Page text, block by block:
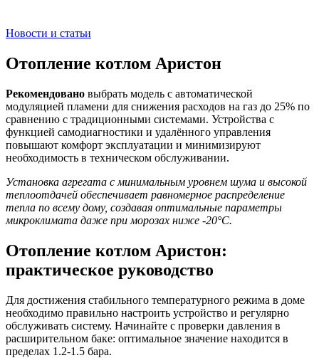
Новости и статьи
Отопление котлом Аристон
Рекомендовано выбрать модель с автоматической
модуляцией пламени для снижения расходов на газ до 25% по
сравнению с традиционными системами. Устройства с
функцией самодиагностики и удалённого управления
повышают комфорт эксплуатации и минимизируют
необходимость в техническом обслуживании.
Установка агрегата с минимальным уровнем шума и высокой
теплоотдачей обеспечивает равномерное распределение
тепла по всему дому, создавая оптимальные параметры
микроклимата даже при морозах ниже -20°C.
Отопление котлом Аристон:
практическое руководство
Для достижения стабильного температурного режима в доме
необходимо правильно настроить устройство и регулярно
обслуживать систему. Начинайте с проверки давления в
расширительном баке: оптимальное значение находится в
пределах 1.2-1.5 бара.